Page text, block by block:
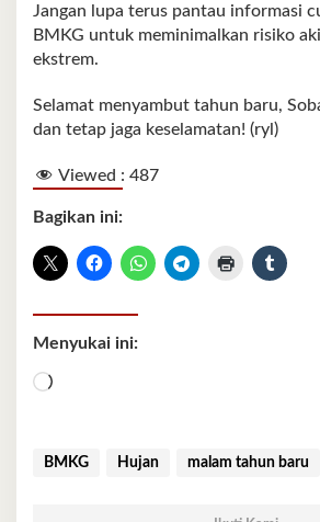
Jangan lupa terus pantau informasi
BMKG untuk meminimalkan risiko
ekstrem.
Selamat menyambut tahun baru,
dan tetap jaga keselamatan! (ryl)
Viewed : 487
Bagikan ini:
Menyukai ini:
Memuat...
BMKG Hujan malam tahun baru